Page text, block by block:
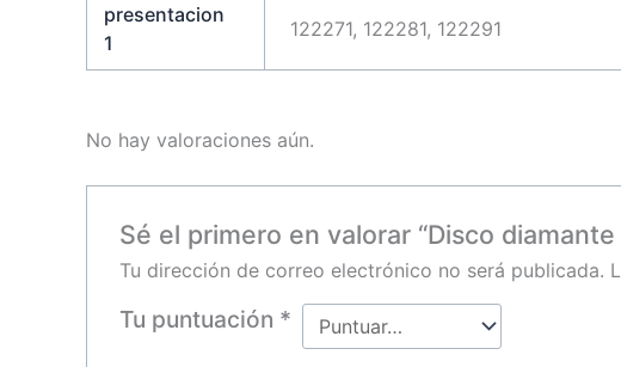
presentacion
1
122271, 122281, 122291
No hay valoraciones aún.
Sé el primero en valorar “Disco
Tu dirección de correo electrónico no será publicada.
Tu puntuación *